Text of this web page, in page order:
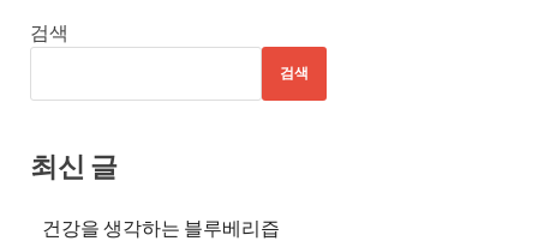
검색
검색
최신 글
건강을 생각하는 블루베리즙